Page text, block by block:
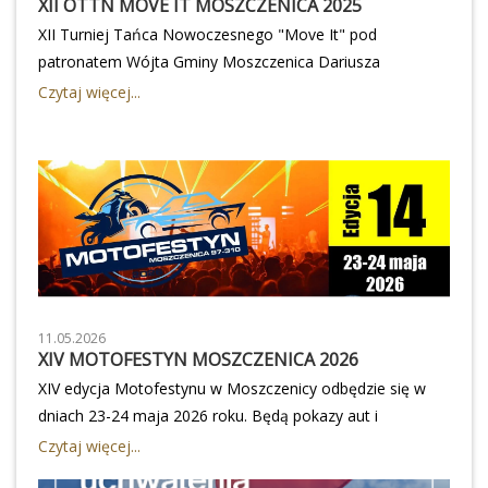
Moszczenicy, ul. 100-lecia Odzyskania Niepodległości 2.wk
XII OTTN MOVE IT MOSZCZENICA 2025
XII Turniej Tańca Nowoczesnego "Move It" pod
patronatem Wójta Gminy Moszczenica Dariusza
Magacza już 16 i 17 maja 2026 roku w Gminno-Szkolnej
wielu polskich miast. Będą rywalizować w różnych
kategoriach wiekowych, a także dyscyplinach
solowych/duetach: Salsa, Bachata, Hip Hop, Jazz Dance,
Modern, Akro Dance, a także pojawią się formacje oraz
grupy.Nagrody GRAND PRIX dla zespołów 13+ lat:1
złPoczątek zawodów zarówno w sobotę od godz. 08:00 a
w niedzielę od godz. 10:00.
Czytaj więcej...
11.05.2026
XIV MOTOFESTYN MOSZCZENICA 2026
XIV edycja Motofestynu w Moszczenicy odbędzie się w
dniach 23-24 maja 2026 roku. Będą pokazy aut i
motocykli oraz wiele koncertów. Motofestyn to
Czytaj więcej...